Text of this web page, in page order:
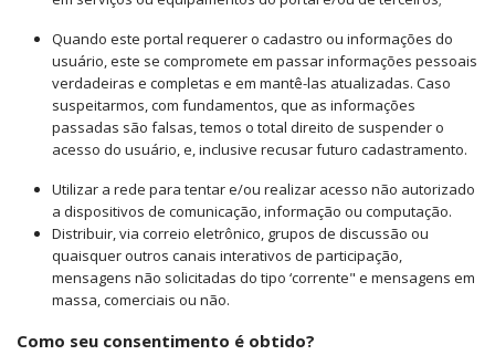
Quando este portal requerer o cadastro ou informações do
usuário, este se compromete em passar informações pessoais
verdadeiras e completas e em mantê-las atualizadas. Caso
suspeitarmos, com fundamentos, que as informações
passadas são falsas, temos o total direito de suspender o
acesso do usuário, e, inclusive recusar futuro cadastramento.
Utilizar a rede para tentar e/ou realizar acesso não autorizado
a dispositivos de comunicação, informação ou computação.
Distribuir, via correio eletrônico, grupos de discussão ou
quaisquer outros canais interativos de participação,
mensagens não solicitadas do tipo ‘corrente" e mensagens em
massa, comerciais ou não.
Como seu consentimento é obtido?